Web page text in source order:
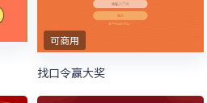
可商用
找口令赢大奖